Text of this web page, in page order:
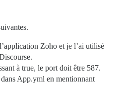
Zoho et je l’ai utilisé
à true, le port doit être 587.
App.yml en mentionnant